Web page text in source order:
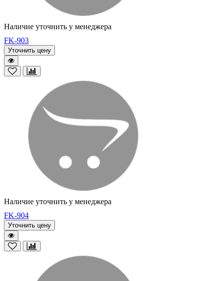
Наличие уточнить у менеджера
FK-903
Уточнить цену
Наличие уточнить у менеджера
FK-904
Уточнить цену